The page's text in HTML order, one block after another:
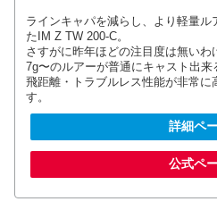
ラインキャパを減らし、より軽量ル
たIM Z TW 200-C。
さすがに昨年ほどの注目度は無い
7g〜のルアーが普通にキャスト出来
飛距離・トラブルレス性能が非常
す。
詳細ペ
公式ペ